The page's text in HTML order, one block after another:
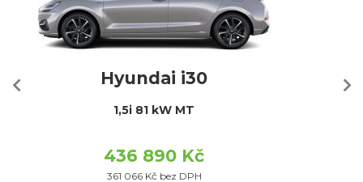
Hyundai i30
1,5i 81 kW MT
436 890 Kč
361 066 Kč bez DPH